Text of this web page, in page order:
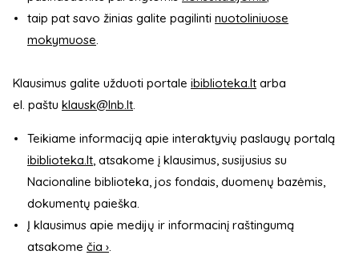
taip pat savo žinias galite pagilinti nuotoliniuose
mokymuose
Klausimus galite užduoti portale ibiblioteka.lt arba
el. paštu klausk@lnb.lt
Teikiame informaciją apie interaktyvių paslaugų portalą
ibiblioteka.lt , atsakome į klausimus, susijusius su
Nacionaline biblioteka, jos fondais, duomenų bazėmis,
dokumentų paieška.
Į klausimus apie medijų ir informacinį raštingumą
atsakome čia ›